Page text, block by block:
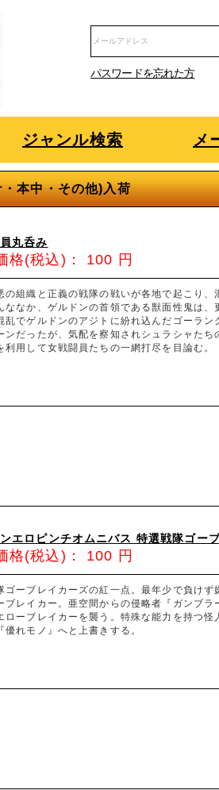
パスワードを忘れた方
ジャンル検索 メ
本中・その他)入荷
丸呑み
格(税込)： 100 円
の組織と正義の戦隊の戦いが各地で起こり
ななか、ゲルドンの首領である獣面性鬼は
乱でゲルドンのアジトに紛れ込んだゴーラ
ンだったが、気配を察知されシュラシャた
利用して女戦闘員たちの一網打尽を目論む。
エロピンチオムニバス 特選戦隊ゴー
格(税込)： 100 円
ゴーブレイカーズの紅一点。最年少で負け
ブレイカー。亜空間からの侵略者『ガンブ
ローブレイカーを襲う。特殊な能力を持つ
優れモノ』へと上書きする。